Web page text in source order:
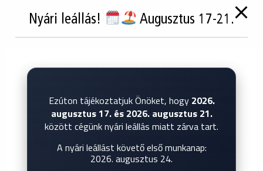
BEMUTATKOZÁS
GYIK
KAPCSOLAT
TERMÉKEK
Térelválasztó tolóajtók
Weboldalunkon sütiket használunk, hogy a lehető
legmegfelelőbb élményt nyújtsuk Önnek azáltal, hogy
"Mindent elfogadok" gombra kattintva Ön hozzájárul MINDEN
cookie használatához. A "Cookie beállítások" menüpontban
azonban ellenőrizhető hozzájárulást adhat.
További információk Cookie beállítások Összes elfogadása
Nyári leállás! Augusztus 17-21.
Ezúton tájékoztatjuk Önöket, hogy 2026.
augusztus 17. és 2026. augusztus 21.
között cégünk nyári leállás miatt zárva tart.
A nyári leállást követő első munkanap:
2026. augusztus 24.